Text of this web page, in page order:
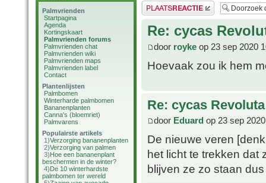
Palmvrienden
Startpagina
Agenda
Kortingskaart
Palmvrienden forums
Palmvrienden chat
Palmvrienden wiki
Palmvrienden maps
Palmvrienden label
Contact
Plantenlijsten
Palmbomen
Winterharde palmbomen
Bananenplanten
Canna's (bloemriet)
Palmvarens
Populairste artikels
1)Verzorging bananenplanten
2)Verzorging van palmen
3)Hoe een bananenplant
beschermen in de winter?
4)De 10 winterhardste
palmbomen ter wereld
Plaats een reactie
Re: cycas
door royke op 23 sep 2020
Hoevaak zou ik hem
Re: cycas Revoluta
door Eduard op 23 sep
De nieuwe veren
het licht te trekken dat
blijven ze zo staan